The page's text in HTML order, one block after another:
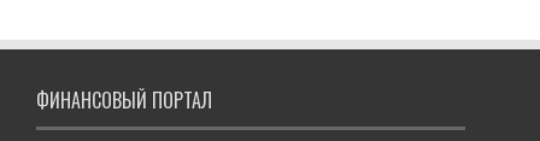
ФИНАНСОВЫЙ ПОРТАЛ